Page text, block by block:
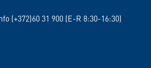
(+372)60 31 900 (E-R 8:30-16:30)